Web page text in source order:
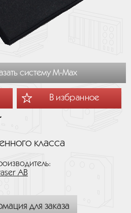
систему М-Мах
В избранное
класса
AB
для заказа